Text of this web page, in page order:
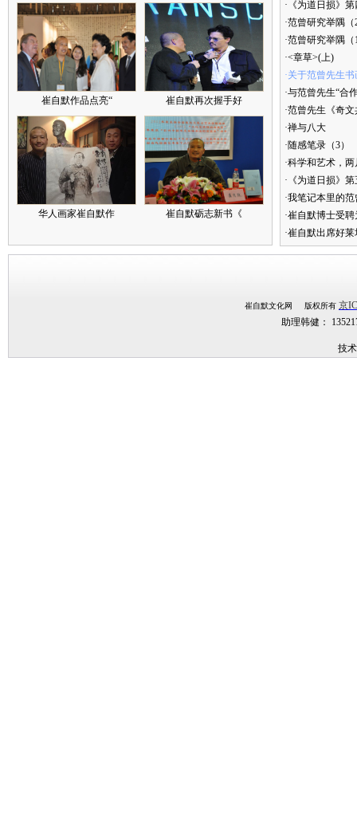
崔自默作品点亮“ 崔自默再次握手好
华人画家崔自默作 崔自默砺志新书《
·《为道日损》
·范曾研究举隅（
·范曾研究举隅（
·<章草>(上)
·关于范曾先生
·与范曾先生“合
·范曾先生《奇
·禅与八大
·随感笔录（3）
·科学和艺术，
·《为道日损》
·我笔记本里的
·崔自默博士受
·崔自默出席好
崔自默文化网 版权所有 京
助理韩健：
技